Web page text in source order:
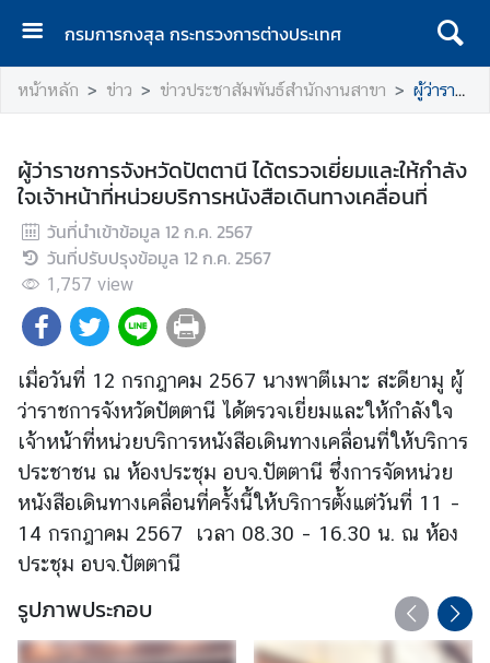
กรมการกงสุล กระทรวงการต่างประเทศ
ห
น้
ร
ก
ก
ม
ก
ร
ก
ง
ล
ข่
า
ว
หน้าหลัก ข่าว ข่าวประชาสัมพันธ์สำนักงานสาขา ผู้ว่าราชการจังหวัดปัตตานี ได้ตรวจเยี่ยมและให้กำลังใจเจ้าหน้าที่หน่วยบริการหนังสือเดินทางเคลื่อนที่
ผู้ว่าราชการจังหวัดปัตตานี ได้ตรวจเยี่ยมและให้กำลัง
ใจเจ้าหน้าที่หน่วยบริการหนังสือเดินทางเคลื่อนที่
วันที่นำเข้าข้อมูล 12 ก.ค. 2567
วันที่ปรับปรุงข้อมูล 12 ก.ค. 2567
1,757 view
เมื่อวันที่ 12 กรกฎาคม 2567 นางพาตีเมาะ สะดียามู ผู้
ว่าราชการจังหวัดปัตตานี ได้ตรวจเยี่ยมและให้กำลังใจ
เจ้าหน้าที่หน่วยบริการหนังสือเดินทางเคลื่อนที่ให้บริการ
ประชาชน ณ ห้องประชุม อบจ.ปัตตานี ซึ่งการจัดหน่วย
หนังสือเดินทางเคลื่อนที่ครั้งนี้ให้บริการตั้งแต่วันที่ 11 –
14 กรกฎาคม 2567 เวลา 08.30 – 16.30 น. ณ ห้อง
ประชุม อบจ.ปัตตานี
รูปภาพประกอบ